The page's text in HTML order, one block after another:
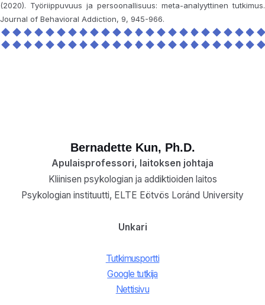
(2020). Työriippuvuus ja persoonallisuus: meta-analyyttinen tutkimus.
Journal of Behavioral Addiction, 9, 945-966.
Bernadette Kun, Ph.D.
Apulaisprofessori, laitoksen johtaja
Kliinisen psykologian ja addiktioiden laitos
Psykologian instituutti, ELTE Eötvös Loránd University
Unkari
Tutkimusportti
Google tutkija
Nettisivu